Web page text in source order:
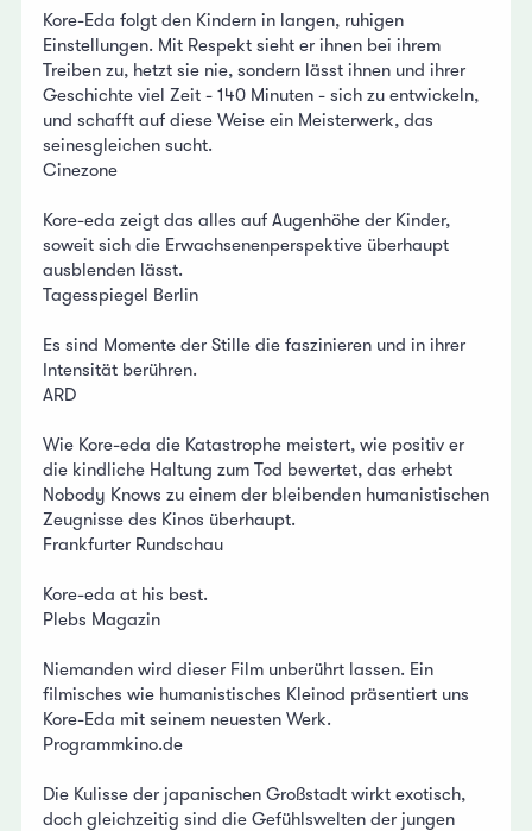
Kore-Eda folgt den Kindern in langen, ruhigen
Einstellungen. Mit Respekt sieht er ihnen bei ihrem
Treiben zu, hetzt sie nie, sondern lässt ihnen und ihrer
Geschichte viel Zeit - 140 Minuten - sich zu entwickeln,
und schafft auf diese Weise ein Meisterwerk, das
seinesgleichen sucht.
Cinezone
Kore-eda zeigt das alles auf Augenhöhe der Kinder,
soweit sich die Erwachsenenperspektive überhaupt
ausblenden lässt.
Tagesspiegel Berlin
Es sind Momente der Stille die faszinieren und in ihrer
Intensität berühren.
ARD
Wie Kore-eda die Katastrophe meistert, wie positiv er
die kindliche Haltung zum Tod bewertet, das erhebt
Nobody Knows zu einem der bleibenden humanistischen
Zeugnisse des Kinos überhaupt.
Frankfurter Rundschau
Kore-eda at his best.
Plebs Magazin
Niemanden wird dieser Film unberührt lassen. Ein
filmisches wie humanistisches Kleinod präsentiert uns
Kore-Eda mit seinem neuesten Werk.
Programmkino.de
Die Kulisse der japanischen Großstadt wirkt exotisch,
doch gleichzeitig sind die Gefühlswelten der jungen